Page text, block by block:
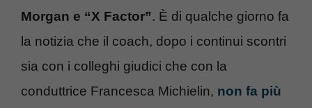
Morgan e “X Factor”. È di qualche giorno fa
la notizia che il coach, dopo i continui scontri
sia con i colleghi giudici che con la
conduttrice Francesca Michielin, non fa più